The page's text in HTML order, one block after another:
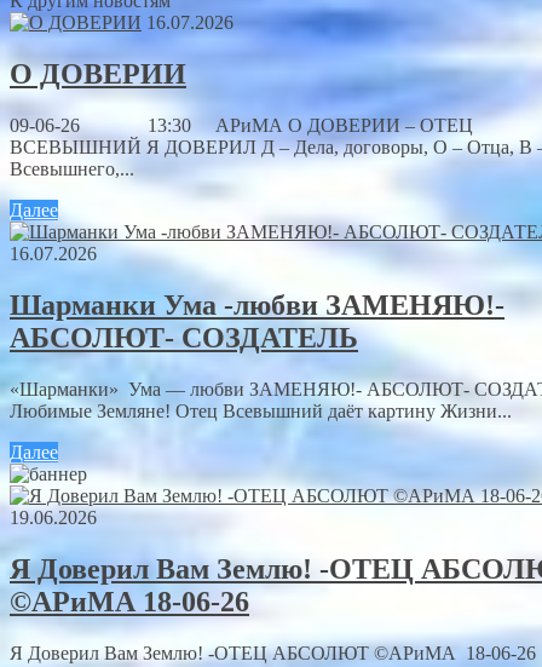
16.07.2026
О ДОВЕРИИ
09-06-26 13:30 АРиМА О ДОВЕРИИ – ОТЕЦ
ВСЕВЫШНИЙ Я ДОВЕРИЛ Д – Дела, договоры, О – Отца, В
Всевышнего,...
Далее
16.07.2026
Шарманки Ума -любви ЗАМЕНЯЮ!-
АБСОЛЮТ- СОЗДАТЕЛЬ
«Шарманки» Ума — любви ЗАМЕНЯЮ!- АБСОЛЮТ-
Любимые Земляне! Отец Всевышний даёт картину Жизни...
Далее
19.06.2026
Я Доверил Вам Землю! -ОТЕЦ
©АРиМА 18-06-26
Я Доверил Вам Землю! -ОТЕЦ АБСОЛЮТ ©АРиМА 18-06-26